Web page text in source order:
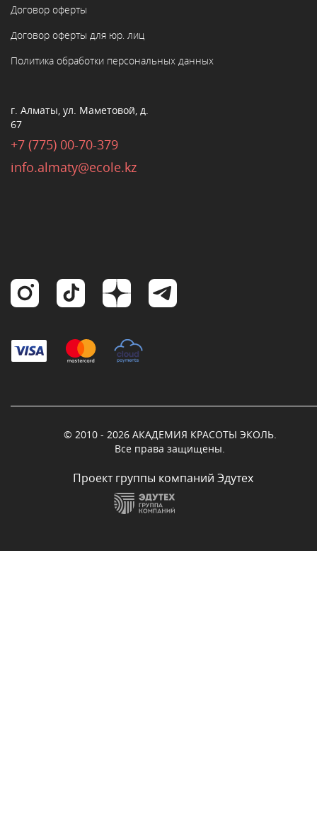
Договор оферты
Договор оферты для юр. лиц
Политика обработки персональных данных
г. Алматы, ул. Маметовой, д.
67
+7 (775) 00-70-379
info.almaty@ecole.kz
© 2010 - 2026 АКАДЕМИЯ КРАСОТЫ ЭКОЛЬ.
Все права защищены.
Проект группы компаний Эдутех